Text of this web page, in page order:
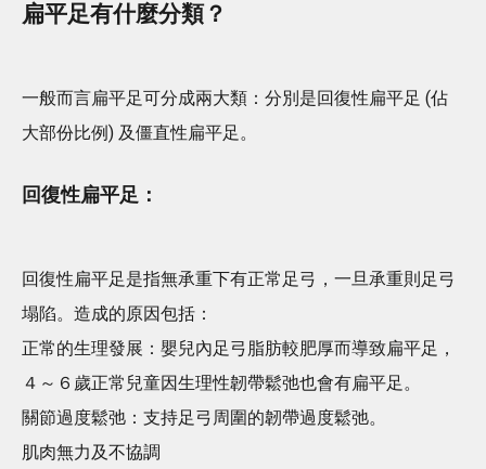
扁平足有什麼分類？
一般而言扁平足可分成兩大類：分別是回復性扁平足 (佔
大部份比例) 及僵直性扁平足。
回復性扁平足：
回復性扁平足是指無承重下有正常足弓，一旦承重則足弓
塌陷。造成的原因包括：
正常的生理發展：嬰兒內足弓脂肪較肥厚而導致扁平足，
４～６歲正常兒童因生理性韌帶鬆弛也會有扁平足。
關節過度鬆弛：支持足弓周圍的韌帶過度鬆弛。
肌肉無力及不協調